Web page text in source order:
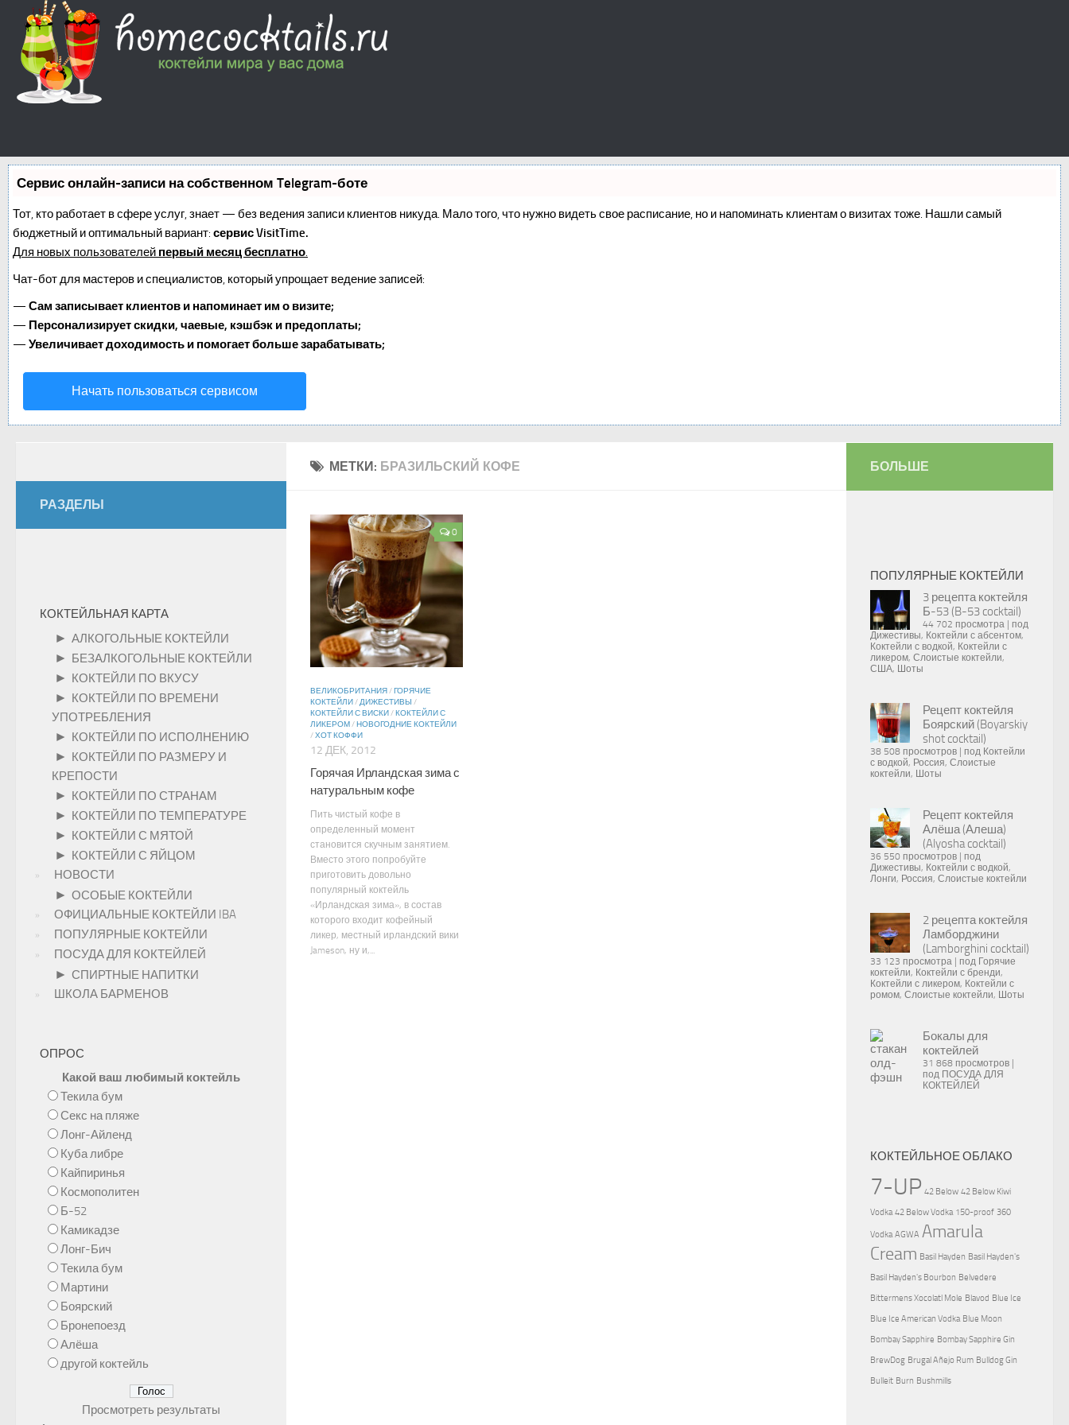
Сервис онлайн-записи на собственном Telegram-боте
Тот, кто работает в сфере услуг, знает — без ведения записи клиентов никуда. Мало того, что нужно видеть свое расписание, но и напоминать клиентам о визитах тоже. Нашли самый
бюджетный и оптимальный вариант: сервис VisitTime.
Для новых пользователей первый месяц бесплатно.
Чат-бот для мастеров и специалистов, который упрощает ведение записей:
— Сам записывает клиентов и напоминает им о визите;
— Персонализирует скидки, чаевые, кэшбэк и предоплаты;
— Увеличивает доходимость и помогает больше зарабатывать;
Начать пользоваться сервисом
МЕТКИ: БРАЗИЛЬСКИЙ КОФЕ
0
ВЕЛИКОБРИТАНИЯ/ГОРЯЧИЕ
КОКТЕЙЛИ/ДИЖЕСТИВЫ /
КОКТЕЙЛИ С ВИСКИ/КОКТЕЙЛИ С
ЛИКЕРОМ/НОВОГОДНИЕ КОКТЕЙЛИ
/ХОТ КОФФИ
12 ДЕК, 2012
Горячая Ирландская зима с
натуральным кофе
Пить чистый кофе в
определенный момент
становится скучным занятием.
Вместо этого попробуйте
приготовить довольно
популярный коктейль
«Ирландская зима», в состав
которого входит кофейный
ликер, местный ирландский вики
Jameson, ну и,...
РАЗДЕЛЫ
КОКТЕЙЛЬНАЯ КАРТА
► АЛКОГОЛЬНЫЕ КОКТЕЙЛИ
► БЕЗАЛКОГОЛЬНЫЕ КОКТЕЙЛИ
► КОКТЕЙЛИ ПО ВКУСУ
► КОКТЕЙЛИ ПО ВРЕМЕНИ
УПОТРЕБЛЕНИЯ
► КОКТЕЙЛИ ПО ИСПОЛНЕНИЮ
► КОКТЕЙЛИ ПО РАЗМЕРУ И
КРЕПОСТИ
► КОКТЕЙЛИ ПО СТРАНАМ
► КОКТЕЙЛИ ПО ТЕМПЕРАТУРЕ
► КОКТЕЙЛИ С МЯТОЙ
► КОКТЕЙЛИ С ЯЙЦОМ
НОВОСТИ
► ОСОБЫЕ КОКТЕЙЛИ
ОФИЦИАЛЬНЫЕ КОКТЕЙЛИ IBA
ПОПУЛЯРНЫЕ КОКТЕЙЛИ
ПОСУДА ДЛЯ КОКТЕЙЛЕЙ
► СПИРТНЫЕ НАПИТКИ
ШКОЛА БАРМЕНОВ
ОПРОС
Какой ваш любимый коктейль
Текила бум
Секс на пляже
Лонг-Айленд
Куба либре
Кайпиринья
Космополитен
Б-52
Камикадзе
Лонг-Бич
Текила бум
Мартини
Боярский
Бронепоезд
Алёша
другой коктейль
Просмотреть результаты
БОЛЬШЕ
ПОПУЛЯРНЫЕ КОКТЕЙЛИ
3 рецепта коктейля
Б-53 (B-53 cocktail)
44 702 просмотра
под
Дижестивы, Коктейли с абсентом,
Коктейли с водкой, Коктейли с
ликером, Слоистые коктейли,
США, Шоты
Рецепт коктейля
Боярский (Boyarskiy
shot cocktail)
38 508 просмотров под Коктейли
с водкой, Россия, Слоистые
коктейли, Шоты
Рецепт коктейля
Алёша (Алеша)
(Alyosha cocktail)
36 550 просмотров
под
Дижестивы, Коктейли с водкой,
Лонги, Россия, Слоистые коктейли
2 рецепта коктейля
Ламборджини
(Lamborghini cocktail)
33 123 просмотра под Горячие
коктейли, Коктейли с бренди,
Коктейли с ликером, Коктейли с
ромом, Слоистые коктейли, Шоты
Бокалы для
коктейлей
31 868 просмотров
под ПОСУДА ДЛЯ
КОКТЕЙЛЕЙ
КОКТЕЙЛЬНОЕ ОБЛАКО
7-UP 42 Below 42 Below Kiwi
Vodka 42 Below Vodka 150-proof 360
Vodka AGWA Amarula
Cream Basil Hayden Basil Hayden's
Basil Hayden's Bourbon Belvedere
Bittermens Xocolatl Mole Blavod Blue Ice
Blue Ice American Vodka Blue Moon
Bombay Sapphire Bombay Sapphire Gin
BrewDog Brugal Añejo Rum Bulldog Gin
Bulleit Burn Bushmills